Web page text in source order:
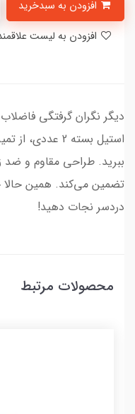
دیگر نگران گرفتگی
استیل بسته 2
ببرید. طراحی مقاوم و ضد
تضمین می‌کند. همین حالا
دردسر نجات دهید!
محصولات مرتبط